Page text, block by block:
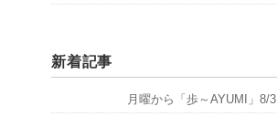
新着記事
月曜から「歩～AYUMI」8/3